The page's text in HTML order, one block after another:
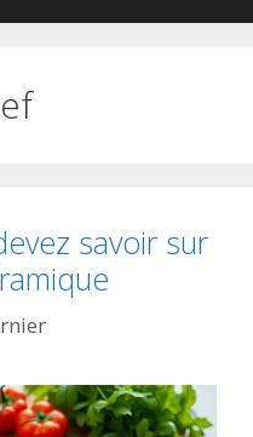
savoir sur